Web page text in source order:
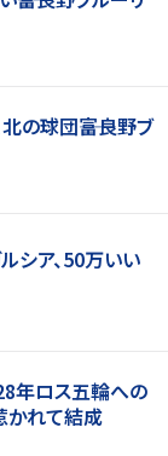
の球団――富良野ブ
シア、50万いい
年ロス五輪への
かれて結成